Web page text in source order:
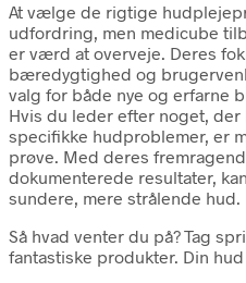
At vælge de rigtige
udfordring, men medicube
er værd at overveje. Deres
bæredygtighed og
valg for både nye og erfarne
Hvis du leder efter noget,
specifikke hudproblemer, er
prøve. Med deres
dokumenterede resultater,
sundere, mere strålende hud.
Så hvad venter du på? Tag
fantastiske produkter. Din